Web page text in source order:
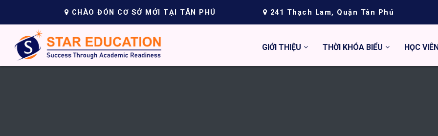
CHÀO ĐÓN CƠ SỞ MỚI TẠI TÂN PHÚ 241 Thạch Lam, Quận Tân Phú
GIỚI THIỆU THỜI KHÓA BIỂU HỌC